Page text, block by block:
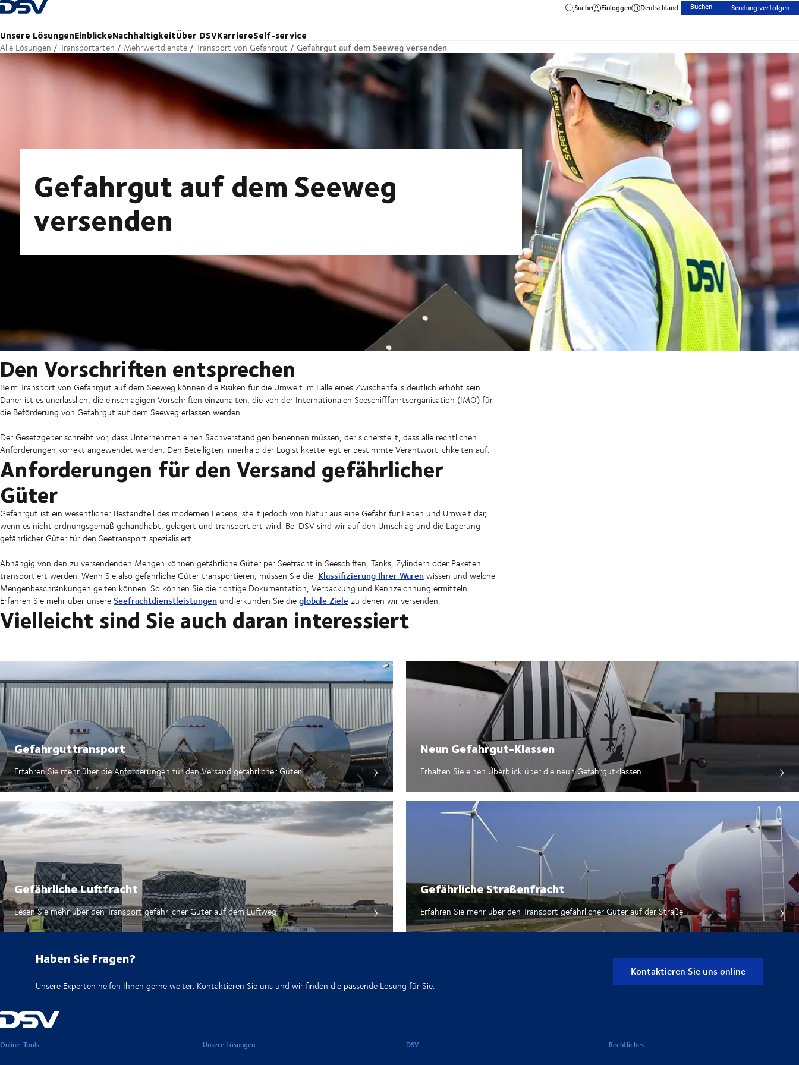
Zurück zur Startseite
Unsere LösungenEinblickeNachhaltigkeitÜber DSVKarriereSelf-service
Suche Einloggen Deutschland Buchen Sendung verfolgen
Alle Lösungen Transportarten Mehrwertdienste Transport von Gefahrgut Gefahrgut auf dem Seeweg versenden
Gefahrgut auf dem Seeweg
versenden
Den Vorschriften entsprechen
Beim Transport von Gefahrgut auf dem Seeweg können die Risiken für die Umwelt im Falle eines Zwischenfalls deutlich erhöht sein.
Daher ist es unerlässlich, die einschlägigen Vorschriften einzuhalten, die von der Internationalen Seeschifffahrtsorganisation (IMO) für
die Beförderung von Gefahrgut auf dem Seeweg erlassen werden.
Der Gesetzgeber schreibt vor, dass Unternehmen einen Sachverständigen benennen müssen, der sicherstellt, dass alle rechtlichen
Anforderungen korrekt angewendet werden. Den Beteiligten innerhalb der Logistikkette legt er bestimmte Verantwortlichkeiten auf.
Anforderungen für den Versand gefährlicher
Güter
Gefahrgut ist ein wesentlicher Bestandteil des modernen Lebens, stellt jedoch von Natur aus eine Gefahr für Leben und Umwelt dar,
wenn es nicht ordnungsgemäß gehandhabt, gelagert und transportiert wird. Bei DSV sind wir auf den Umschlag und die Lagerung
gefährlicher Güter für den Seetransport spezialisiert.
Abhängig von den zu versendenden Mengen können gefährliche Güter per Seefracht in Seeschiffen, Tanks, Zylindern oder Paketen
transportiert werden. Wenn Sie also gefährliche Güter transportieren, müssen Sie die Klassifizierung Ihrer Warenwissen und welche
Mengenbeschränkungen gelten können. So können Sie die richtige Dokumentation, Verpackung und Kennzeichnung ermitteln.
Erfahren Sie mehr über unsereSeefrachtdienstleistungen und erkunden Sie dieglobale Ziele zu denen wir versenden.
Vielleicht sind Sie auch daran interessiert
Gefahrguttransport
Erfahren Sie mehr über die Anforderungen für den Versand gefährlicher Güter
Neun Gefahrgut-Klassen
Erhalten Sie einen Überblick über die neun Gefahrgutklassen
Gefährliche Luftfracht
Lesen Sie mehr über den Transport gefährlicher Güter auf dem Luftweg
Gefährliche Straßenfracht
Erfahren Sie mehr über den Transport gefährlicher Güter auf der Straße
Haben Sie Fragen?
Unsere Experten helfen Ihnen gerne weiter. Kontaktieren Sie uns und wir finden die passende Lösung für Sie.
Kontaktieren Sie uns online
Online-Tools Unsere Lösungen DSV Rechtliches